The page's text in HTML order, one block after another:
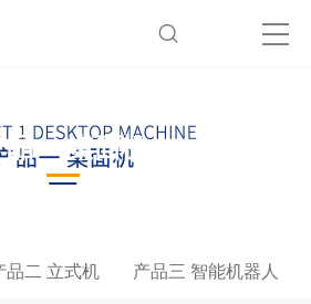
一 桌面机
品二 立式机 产品三 智能机器人